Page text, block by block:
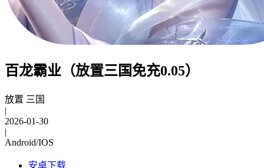
百龙霸业（放置三国免充0.05）
放置 三国
|
2026-01-30
|
Android/IOS
安卓下载